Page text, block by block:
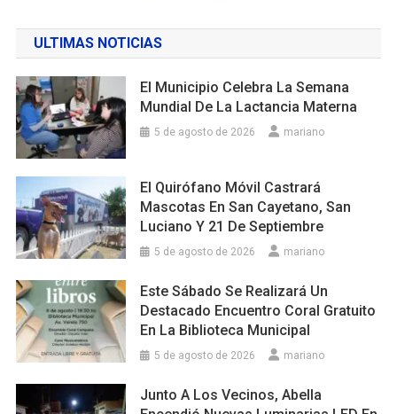
ULTIMAS NOTICIAS
El Municipio Celebra La Semana
Mundial De La Lactancia Materna
5 de agosto de 2026 mariano
El Quirófano Móvil Castrará
Mascotas En San Cayetano, San
Luciano Y 21 De Septiembre
5 de agosto de 2026 mariano
Este Sábado Se Realizará Un
Destacado Encuentro Coral Gratuito
En La Biblioteca Municipal
5 de agosto de 2026 mariano
Junto A Los Vecinos, Abella